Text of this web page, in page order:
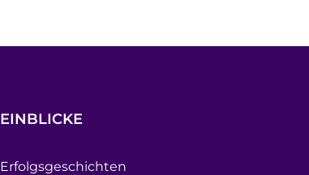
EINBLICKE
Erfolgsgeschichten